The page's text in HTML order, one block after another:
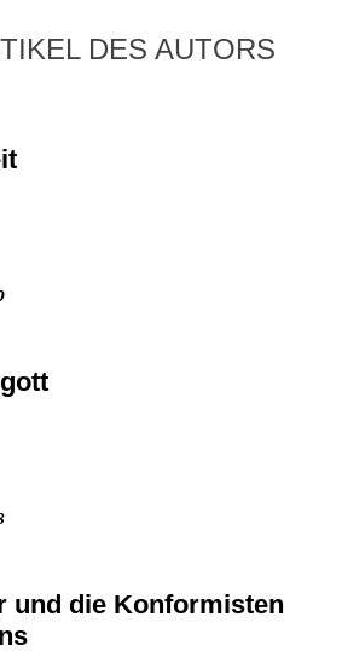
DES AUTORS
und die Konformisten